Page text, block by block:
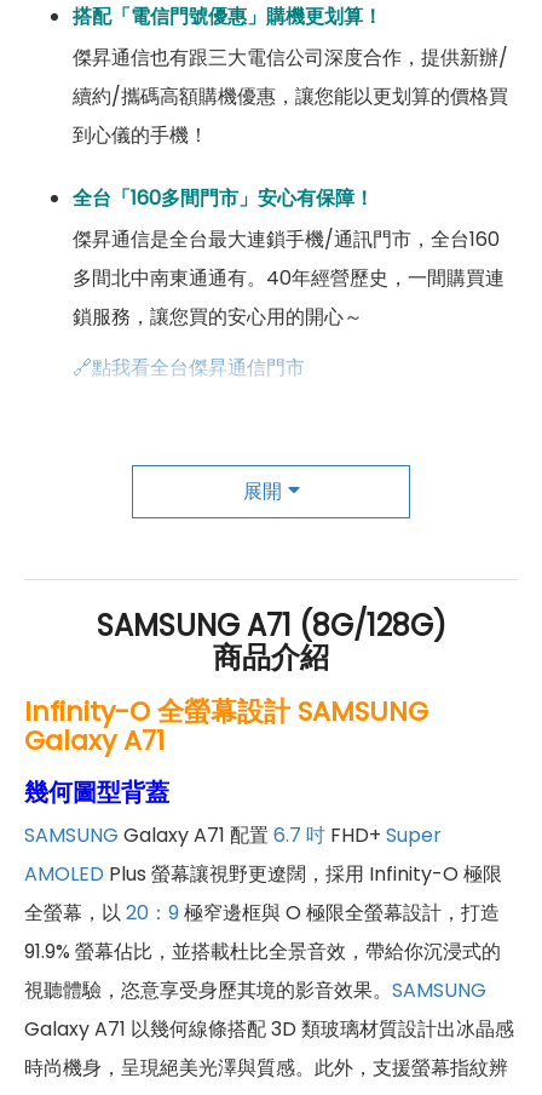
搭配「電信門號優惠」購機更划算！
傑昇通信也有跟三大電信公司深度合作，提供新辦/
續約/攜碼高額購機優惠，讓您能以更划算的價格買
到心儀的手機！
全台「160多間門市」安心有保障！
傑昇通信是全台最大連鎖手機/通訊門市，全台160
多間北中南東通通有。40年經營歷史，一間購買連
鎖服務，讓您買的安心用的開心～
🔗點我看全台傑昇通信門市
傑昇尊榮會員除了可以「消費集點兌換商品」，每半
年還有「200元配件購物金」，每年再送「VIP生日
展開
SAMSUNG A71 (8G/128G)
商品介紹
Infinity-O 全螢幕設計 SAMSUNG
Galaxy A71
幾何圖型背蓋
SAMSUNG Galaxy A71 配置 6.7 吋 FHD+ Super
AMOLED Plus 螢幕讓視野更遼闊，採用 Infinity-O 極限
全螢幕，以 20：9極窄邊框與 O 極限全螢幕設計，打造
91.9% 螢幕佔比，並搭載杜比全景音效，帶給你沉浸式的
視聽體驗，恣意享受身歷其境的影音效果。 SAMSUNG
Galaxy A71 以幾何線條搭配 3D 類玻璃材質設計出冰晶感
時尚機身，呈現絕美光澤與質感。此外，支援螢幕指紋辨